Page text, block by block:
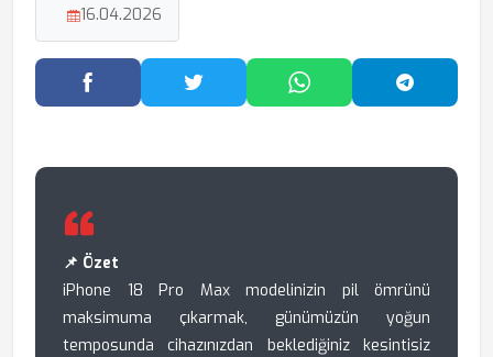
16.04.2026
Facebook'ta PaylaşTwitter'da PaylaşWhatsApp'ta Paylaş
📌 Özet
iPhone 18 Pro Max modelinizin pil ömrünü
maksimuma çıkarmak, günümüzün yoğun
temposunda cihazınızdan beklediğiniz kesintisiz